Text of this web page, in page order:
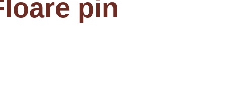
pin